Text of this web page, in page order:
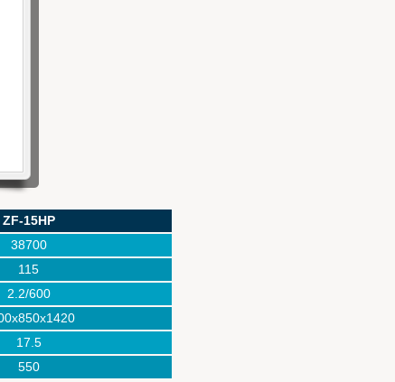
ZF-15HP
38700
115
2.2/600
17.5
550